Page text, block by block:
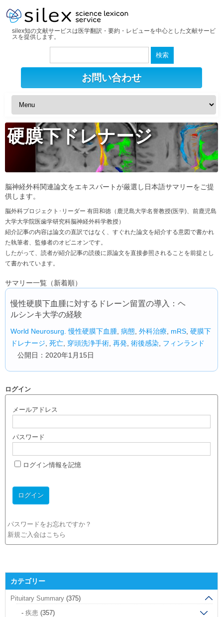
silex知の文献サービスは医学翻訳・要約・レビューを中心とした文献サービ
スを提供します。
検
お問い合わせ
硬膜下ドレナージ
脳神経外科関連論文をエキスパートが厳選し日本語サマリーをご提
供します。
脳外科プロジェクト･リーダー 有田和徳（鹿児島大学名誉教授(医学)、前鹿児島
大学大学院医歯学研究科脳神経外科学教授）
紹介記事の内容は論文の直訳ではなく、すぐれた論文を紹介する意図で書かれ
た執筆者、監修者のオピニオンです。
したがって、読者が紹介記事の読後に原論文を直接参照されることを前提とし
て書かれています。
サマリー一覧（新着順）
慢性硬膜下血腫に対するドレーン留置の導入：ヘ
ルシンキ大学の経験
World Neurosurg. 慢性硬膜下血腫 病態 外科治療 mRS 硬膜下
ドレナージ 死亡 穿頭洗浄手術 再発 術後感染
フィンランド
公開日：2020年1月15日
ログイン
メールアドレス
パスワード
ログイン情報を記憶
パスワードをお忘れですか？
新規ご入会はこちら
カテゴリー
Pituitary Summary (375)
疾患 (357)